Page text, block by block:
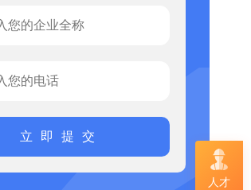
立即提交
人才